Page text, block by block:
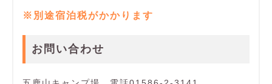
※別途宿泊税がかかります
お問い合わせ